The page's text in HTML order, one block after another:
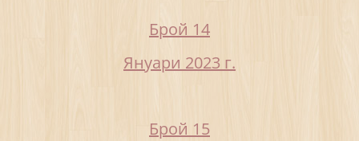
Брой 14
Януари 2023 г.
Брой 15